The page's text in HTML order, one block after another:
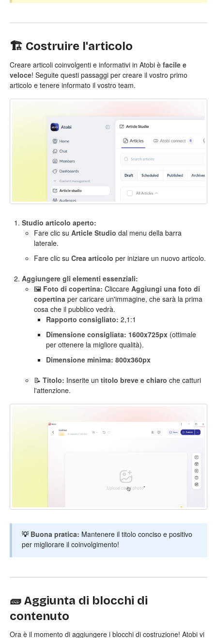
🏗️ Costruire l'articolo
Creare articoli coinvolgenti e informativi in Atobi è facile e
veloce! Seguite questi passaggi per creare il vostro primo
articolo e tenere informato il vostro team.
Studio articolo aperto:
Fare clic su Article Studio dal menu della barra
laterale.
Fare clic su Crea articolo per iniziare un nuovo articolo.
Aggiungere gli elementi essenziali:
🖼️ Foto di copertina: Cliccare Aggiungi una foto di
copertina per caricare un'immagine, che sarà la prima
cosa che il pubblico vedrà.
Rapporto consigliato: 2,1:1
Dimensione consigliata: 1600x725px (ottimale
per ottenere la migliore qualità).
Dimensione minima: 800x360px
📝 Titolo: Inserite un titolo breve e chiaro che catturi
l'attenzione.
💡 Buona pratica: Mantenere il titolo conciso e positivo
per migliorare il coinvolgimento!
🧱 Aggiunta di blocchi di
contenuto
Ora è il momento di aggiungere i blocchi di costruzione! Atobi vi